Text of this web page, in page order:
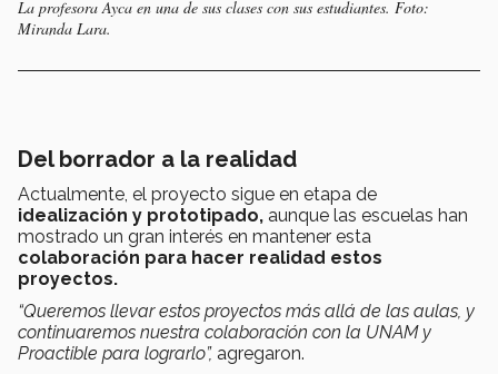
La profesora Ayca en una de sus clases con sus estudiantes. Foto:
Miranda Lara.
Del borrador a la realidad
Actualmente, el proyecto sigue en etapa de
idealización y prototipado, aunque las escuelas han
mostrado un gran interés en mantener esta
colaboración para hacer realidad estos
proyectos.
“Queremos llevar estos proyectos más allá de las aulas, y
continuaremos nuestra colaboración con la UNAM y
Proactible para lograrlo”, agregaron.